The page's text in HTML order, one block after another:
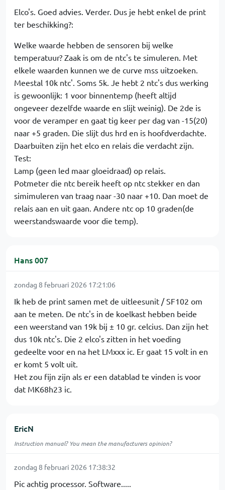
Elco's. Goed advies. Verder. Dus je hebt enkel de print
ter beschikking?:
Welke waarde hebben de sensoren bij welke
temperatuur? Zaak is om de ntc's te simuleren. Met
elkele waarden kunnen we de curve mss uitzoeken.
Meestal 10k ntc'. Soms 5k. Je hebt 2 ntc's dus werking
is gewoonlijk: 1 voor binnentemp (heeft altijd
ongeveer dezelfde waarde en slijt weinig). De 2de is
voor de veramper en gaat tig keer per dag van -15(20)
naar +5 graden. Die slijt dus hrd en is hoofdverdachte.
Daarbuiten zijn het elco en relais die verdacht zijn.
Test:
Lamp (geen led maar gloeidraad) op relais.
Potmeter die ntc bereik heeft op ntc stekker en dan
simimuleren van traag naar -30 naar +10. Dan moet de
relais aan en uit gaan. Andere ntc op 10 graden(de
weerstandswaarde voor die temp).
Hans 007
zondag 8 februari 2026 17:21:06
Ik heb de print samen met de uitleesunit / SF102 om
aan te meten. De ntc's in de koelkast hebben beide
een weerstand van 19k bij ± 10 gr. celcius. Dan zijn het
dus 10k ntc's. Die 2 elco's zitten in het voeding
gedeelte voor en na het LMxxx ic. Er gaat 15 volt in en
er komt 5 volt uit.
Het zou fijn zijn als er een datablad te vinden is voor
dat MK68h23 ic.
EricN
Instruction manual? You mean the manufacturers opinion?
zondag 8 februari 2026 17:38:32
Pic achtig processor. Software.....